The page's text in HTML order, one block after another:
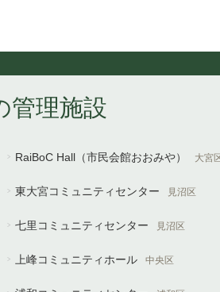
管理施設
RaiBoC Hall（市民会館おおみや） 大宮
東大宮コミュニティセンター 見沼区
七里コミュニティセンター 見沼区
上峰コミュニティホール 中央区